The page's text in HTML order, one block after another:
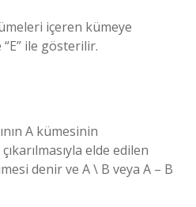
içeren kümeye
ile gösterilir.
A kümesinin
elde edilen
denir ve A \ B veya A – B